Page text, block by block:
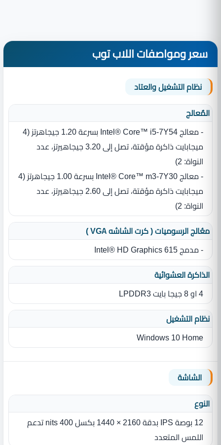
سعر ومواصفات اللاب توب
نظام التشغيل والعتاد
المٌعالج
- معالج Intel® Core™ i5-7Y54 بسرعة 1.20 جيجاهرتز ‏(‏4
ميجابايت ذاكرة مؤقتة، تصل إلى 3.20 جيجاهيرتز، عدد
النواة‏:‏ 2‏)‏
- معالج Intel® Core™ m3-7Y30 بسرعة 1.00 جيجاهرتز ‏(‏4
ميجابايت ذاكرة مؤقتة، تصل إلى 2.60 جيجاهيرتز، عدد
النواة‏:‏ 2‏)‏
معُالج الرسوميات ( كرت الشاشه VGA )
- مدمج Intel® HD Graphics 615
الذاكرة العشوائية
4 او 8 جيجا بايت LPDDR3
نظام التشغيل
Windows 10 Home
الشاشة
النوع
12 بوصة IPS بدقة 2160 × 1440 بكسل 400 nits تدعم
اللمس المتعدد